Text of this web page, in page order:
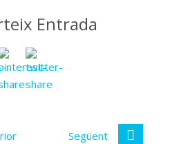
Entrada
Següent